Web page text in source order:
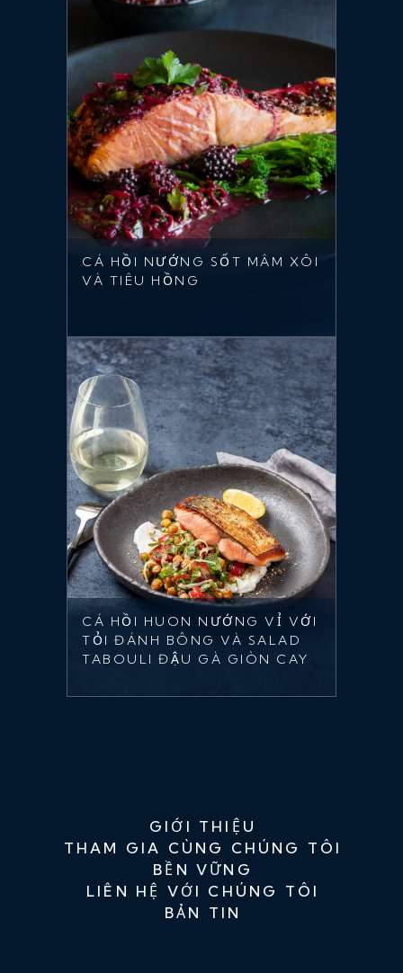
CÁ HỒI NƯỚNG SỐT MÂM XÔI
VÀ TIÊU HỒNG
CÁ HỒI HUON NƯỚNG VỈ VỚI
TỎI ĐÁNH BÔNG VÀ SALAD
TABOULI ĐẬU GÀ GIÒN CAY
GIỚI THIỆU
THAM GIA CÙNG CHÚNG TÔI
BỀN VỮNG
LIÊN HỆ VỚI CHÚNG TÔI
BẢN TIN